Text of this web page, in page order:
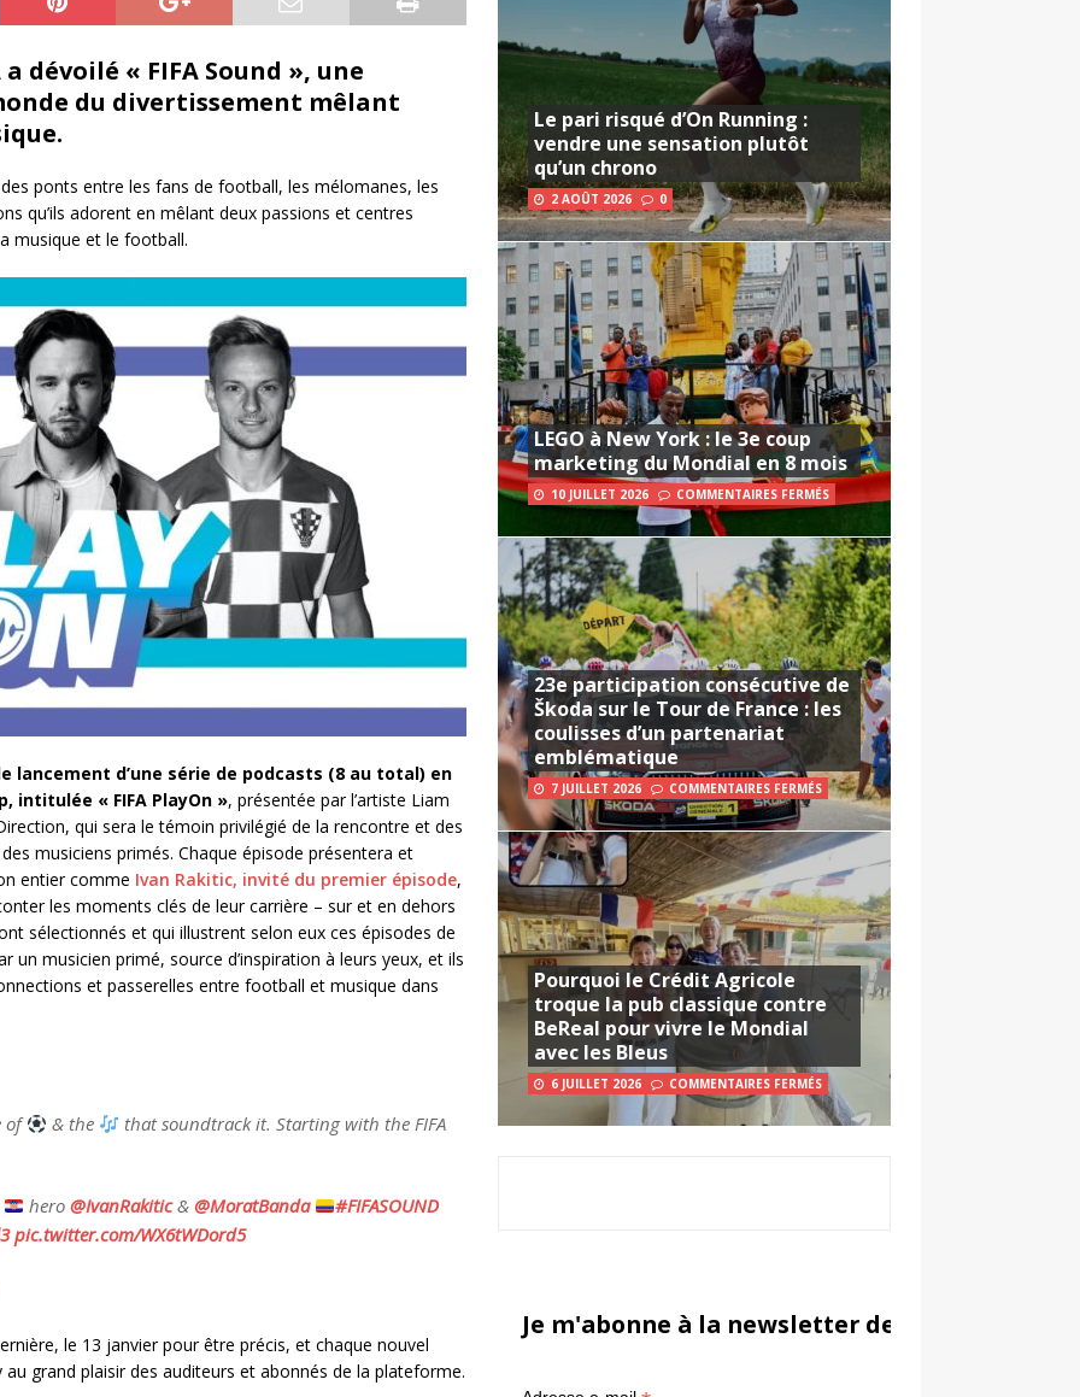
dévoilé « FIFA Sound », une
du divertissement mêlant
ponts entre les fans de football, les mélomanes, les
qu’ils adorent en mêlant deux passions et centres
musique et le football.
lancement d’une série de podcasts (8 au total) en
intitulée « FIFA PlayOn », présentée par l’artiste Liam
qui sera le témoin privilégié de la rencontre et des
musiciens primés. Chaque épisode présentera et
entier comme Ivan Rakitic, invité du premier épisode,
les moments clés de leur carrière – sur et en dehors
sélectionnés et qui illustrent selon eux ces épisodes de
un musicien primé, source d’inspiration à leurs yeux, et ils
et passerelles entre football et musique dans
of & the
that soundtrack it. Starting with the FIFA
hero@IvanRakitic&@MoratBanda
#FIFASOUND
pic.twitter.com/WX6tWDord5
le 13 janvier pour être précis, et chaque nouvel
grand plaisir des auditeurs et abonnés de la plateforme.
Le pari risqué d’On Running :
vendre une sensation plutôt
qu’un chrono
2 AOÛT 2026 0
LEGO à New York : le 3e coup
marketing du Mondial en 8 mois
10 JUILLET 2026 COMMENTAIRES FERMÉS
23e participation consécutive de
Škoda sur le Tour de France : les
coulisses d’un partenariat
emblématique
7 JUILLET 2026 COMMENTAIRES FERMÉS
Pourquoi le Crédit Agricole
troque la pub classique contre
BeReal pour vivre le Mondial
avec les Bleus
6 JUILLET 2026 COMMENTAIRES FERMÉS
Je m'abonne à la newsletter de